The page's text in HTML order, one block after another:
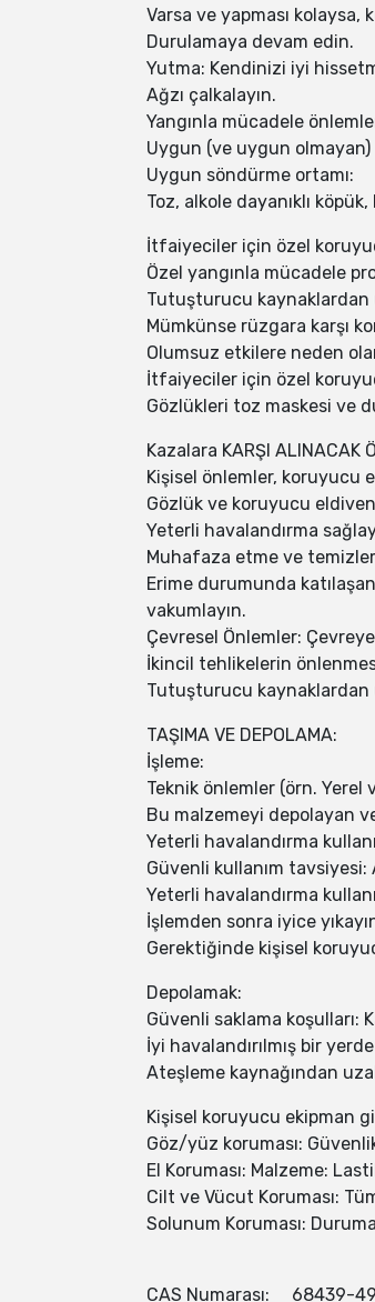
Varsa ve yapması kolaysa,
Durulamaya devam edin.
Yutma: Kendinizi iyi
Ağzı çalkalayın.
Yangınla mücadele
Uygun (ve uygun olmayan)
Uygun söndürme ortamı:
Toz, alkole dayanıklı
İtfaiyeciler için özel
Özel yangınla mücadele
Tutuşturucu kaynaklardan
Mümkünse rüzgara karşı
Olumsuz etkilere neden
İtfaiyeciler için özel
Gözlükleri toz maskesi ve
Kazalara KARŞI ALINACAK
Kişisel önlemler, koruyucu
Gözlük ve koruyucu
Yeterli havalandırma
Muhafaza etme ve
Erime durumunda
vakumlayın.
Çevresel Önlemler:
İkincil tehlikelerin
Tutuşturucu kaynaklardan
TAŞIMA VE DEPOLAMA:
İşleme:
Teknik önlemler (örn. Yerel
Bu malzemeyi depolayan
Yeterli havalandırma
Güvenli kullanım
Yeterli havalandırma
İşlemden sonra iyice
Gerektiğinde kişisel
Depolamak:
Güvenli saklama koşulları:
İyi havalandırılmış bir
Ateşleme kaynağından
Kişisel koruyucu ekipman
Göz/yüz koruması:
El Koruması: Malzeme:
Cilt ve Vücut Koruması:
Solunum Koruması:
CAS Numarası: 68439-